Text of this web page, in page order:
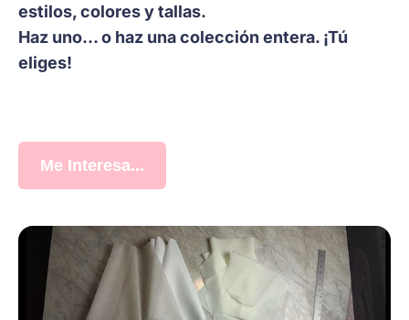
estilos, colores y tallas.
Haz uno… o haz una colección entera. ¡Tú
eliges!
Me Interesa...